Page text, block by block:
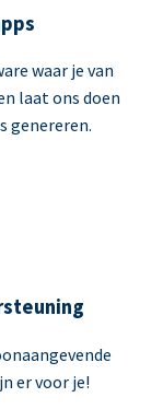
waar je van
laat ons doen
genereren.
er voor je!